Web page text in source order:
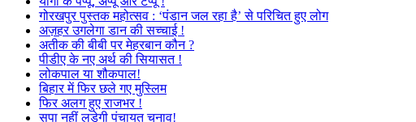
गोरखपुर पुस्तक महोत्सव : ‘पंडान जल रहा है’ से परिचित हुए लोग
अज़हर उगलेगा डान की सच्चाई !
अतीक की बीबी पर मेहरबान कौन ?
पीडीए के नए अर्थ की सियासत !
लोकपाल या शौकपाल!
बिहार में फिर छले गए मुस्लिम
फिर अलग हुए राजभर !
सपा नहीं लड़ेगी पंचायत चुनाव!